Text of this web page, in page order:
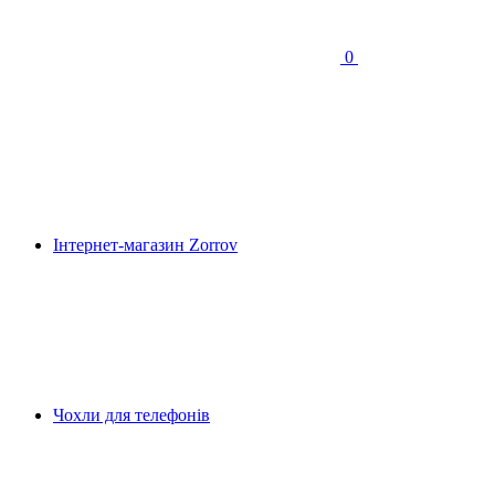
0
Інтернет-магазин Zorrov
Чохли для телефонів